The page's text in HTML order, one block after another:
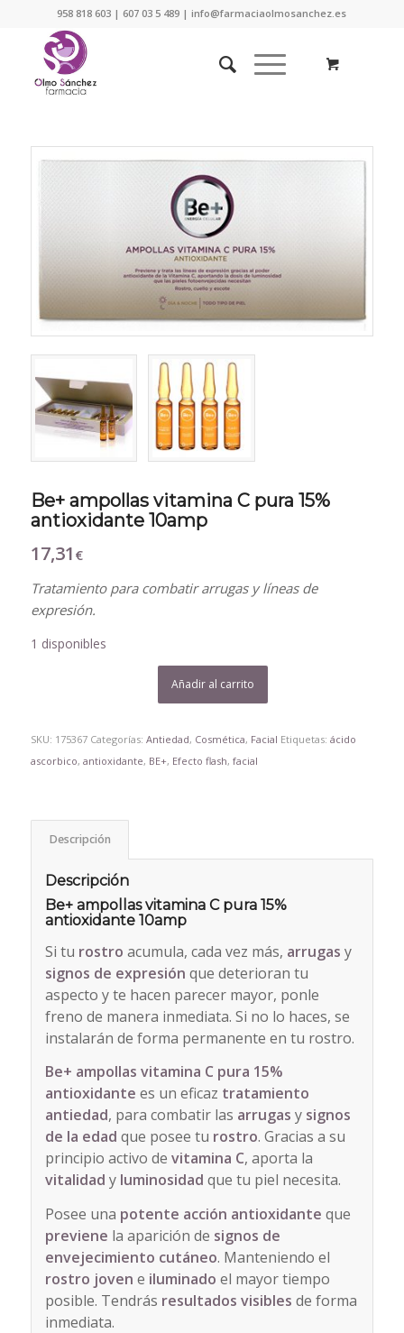
958 818 603 | 607 03 5 489 | info@farmaciaolmosanchez.es
Be+ ampollas vitamina C pura 15%
antioxidante 10amp
17,31 €
Tratamiento para combatir arrugas y líneas de
expresión.
1 disponibles
Añadir al carrito
SKU: 175367 Categorías: Antiedad, Cosmética, Facial Etiquetas: ácido
ascorbico, antioxidante, BE+, Efecto flash, facial
Descripción
Descripción
Be+ ampollas vitamina C pura 15%
antioxidante 10amp
Si tu rostro acumula, cada vez más, arrugas y
signos de expresión que deterioran tu
aspecto y te hacen parecer mayor, ponle
freno de manera inmediata. Si no lo haces, se
instalarán de forma permanente en tu rostro.
Be+ ampollas vitamina C pura 15%
antioxidante es un eficaz tratamiento
antiedad, para combatir las arrugas ysignos
de la edad que posee tu rostro. Gracias a su
principio activo de vitamina C, aporta la
vitalidad y luminosidad que tu piel necesita.
Posee una potente acción antioxidante que
previene la aparición de signos de
envejecimiento cutáneo. Manteniendo el
rostro joven e iluminado el mayor tiempo
posible. Tendrás resultados visibles de forma
inmediata.